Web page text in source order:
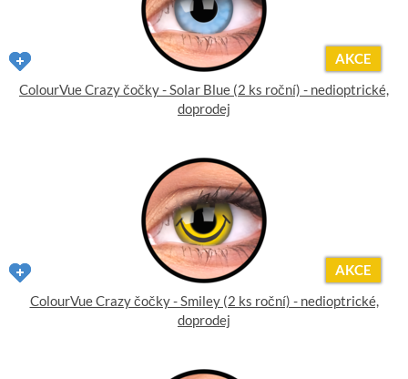
AKCE
ColourVue Crazy čočky - Solar Blue (2 ks roční) - nedioptrické,
doprodej
AKCE
ColourVue Crazy čočky - Smiley (2 ks roční) - nedioptrické,
doprodej